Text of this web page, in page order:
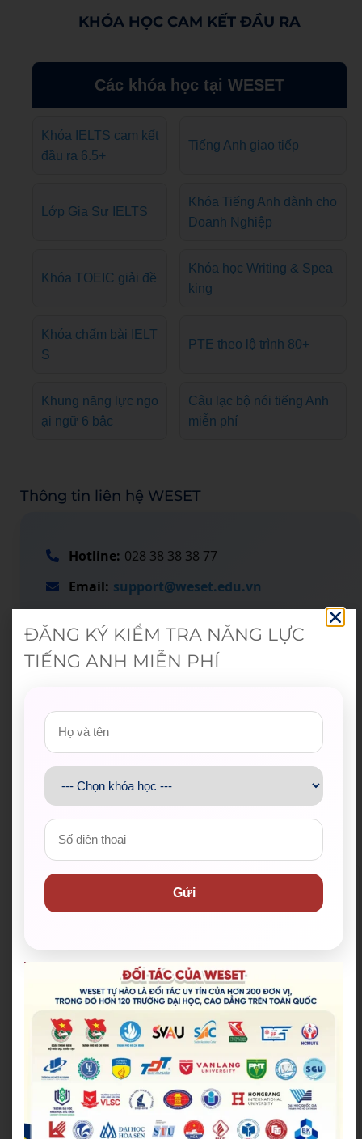
KHÓA HỌC CAM KẾT ĐẦU RA
Các khóa học tại WESET
Khóa IELTS cam kết
đầu ra 6.5+
Tiếng Anh giao tiếp
Lớp Gia Sư IELTS
Khóa Tiếng Anh dành cho
Doanh Nghiệp
Khóa TOEIC giải đề
Khóa học Writing & Spea
king
Khóa chấm bài IELT
S
PTE theo lộ trình 80+
Khung năng lực ngo
ại ngữ 6 bậc
Câu lạc bộ nói tiếng Anh
miễn phí
Thông tin liên hệ WESET
Hotline: 028 38 38 38 77
Email: support@weset.edu.vn
Để lại thông tin ngay hoặc
đăng ký tư vấn
tại đây
WESET tự hào là đối tác uy tín của hơn 200 đơn vị,
trong đó hơn 120 trường đại học, cao đẳng trên toàn
ĐĂNG KÝ KIỂM TRA NĂNG LỰC
TIẾNG ANH MIỄN PHÍ
Gửi